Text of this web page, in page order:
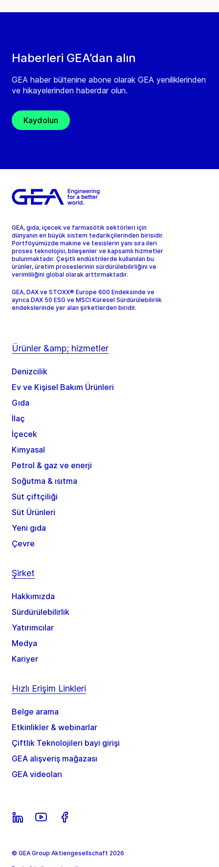
Haberleri GEA’dan alın
GEA haber bültenine abone olarak GEA yeniliklerinden
ve hikayelerinden haberdar olun.
Kaydolun
GEA, gıda, içecek ve farmasötik sektörleri için
dünyanın en büyük sistem tedarikçilerinden birisidir.
Portföyümüzde makine ve tesislerin yanı sıra ileri
proses teknolojisi, bileşenler ve kapsamlı hizmetler
bulunmaktadır. Çeşitli endüstrilerde kullanılan bu
ürünler, üretim proseslerinin sürdürülebilirliğini ve
verimliliğini global olarak arttırmaktadır.
GEA, DAX ve STOXX® Europe 600 Endeksinde ve
ayrıca DAX 50 ESG ve MSCI Küresel Sürdürülebilirlik
endekslerinde yer alan şirketlerden biridir.
Ürünler &amp; hizmetler
Denizcilik
Ev ve Kişisel Bakım Ürünleri
Gıda
İlaç
İçecek
Kimyasal
Petrol & gaz ve enerji
Soğutma & ısıtma
Süt çiftçiliği
Süt Ürünleri
Yeni gıda
Çevre
Şirket
Hakkımızda
Sürdürülebilirlik
Yatırımcılar
Medya
Kariyer
Hızlı Erişim Linkleri
Belge arama
Etkinlikler & webinarlar
Çiftlik Teknolojileri bayi girişi
GEA alışveriş mağazası
GEA videoları
© GEA Group Aktiengesellschaft 2026